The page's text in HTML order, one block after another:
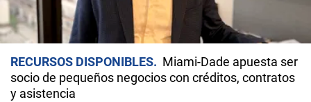
RECURSOS DISPONIBLES
Miami-Dade apuesta ser
socio de pequeños negocios con créditos, contratos
y asistencia